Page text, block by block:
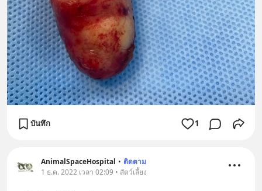
บันทึก 1
AnimalSpaceHospital • ติดตาม
1 ธ.ค. 2022 เวลา 02:09 • สัตว์เลี้ยง